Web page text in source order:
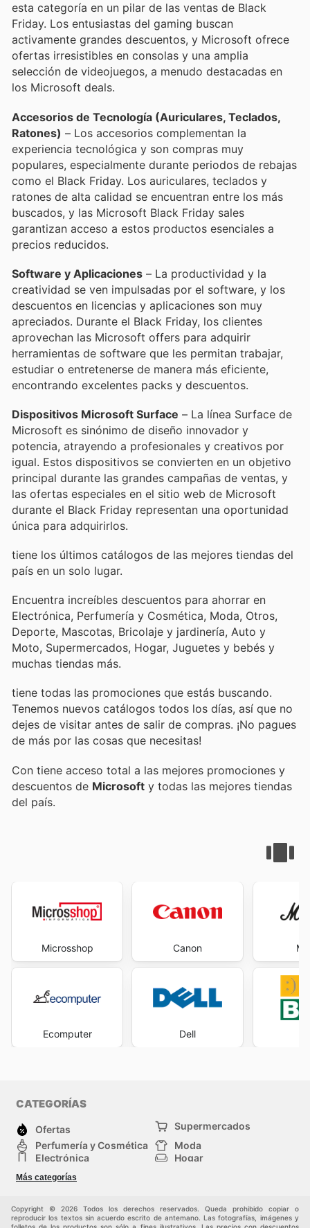
esta categoría en un pilar de las ventas de Black
Friday. Los entusiastas del gaming buscan
activamente grandes descuentos, y Microsoft ofrece
ofertas irresistibles en consolas y una amplia
selección de videojuegos, a menudo destacadas en
los Microsoft deals.
Accesorios de Tecnología (Auriculares, Teclados,
Ratones) – Los accesorios complementan la
experiencia tecnológica y son compras muy
populares, especialmente durante periodos de rebajas
como el Black Friday. Los auriculares, teclados y
ratones de alta calidad se encuentran entre los más
buscados, y las Microsoft Black Friday sales
garantizan acceso a estos productos esenciales a
precios reducidos.
Software y Aplicaciones – La productividad y la
creatividad se ven impulsadas por el software, y los
descuentos en licencias y aplicaciones son muy
apreciados. Durante el Black Friday, los clientes
aprovechan las Microsoft offers para adquirir
herramientas de software que les permitan trabajar,
estudiar o entretenerse de manera más eficiente,
encontrando excelentes packs y descuentos.
Dispositivos Microsoft Surface – La línea Surface de
Microsoft es sinónimo de diseño innovador y
potencia, atrayendo a profesionales y creativos por
igual. Estos dispositivos se convierten en un objetivo
principal durante las grandes campañas de ventas, y
las ofertas especiales en el sitio web de Microsoft
durante el Black Friday representan una oportunidad
única para adquirirlos.
tiene los últimos catálogos de las mejores tiendas del
país en un solo lugar.
Encuentra increíbles descuentos para ahorrar en
Electrónica, Perfumería y Cosmética, Moda, Otros,
Deporte, Mascotas, Bricolaje y jardinería, Auto y
Moto, Supermercados, Hogar, Juguetes y bebés y
muchas tiendas más.
tiene todas las promociones que estás buscando.
Tenemos nuevos catálogos todos los días, así que no
dejes de visitar antes de salir de compras. ¡No pagues
de más por las cosas que necesitas!
Con tiene acceso total a las mejores promociones y
descuentos de Microsoft y todas las mejores tiendas
del país.
Microsshop
Ecomputer
Canon
Dell
CATEGORÍAS
Ofertas
Supermercados
Perfumería y Cosmética
Moda
Electrónica
Hogar
Deporte
Juguetes y bebés
Más categorías
Copyright © 2026 Todos los derechos reservados. Queda prohibido copiar o
reproducir los textos sin acuerdo escrito de antemano. Las fotografías, imágenes y